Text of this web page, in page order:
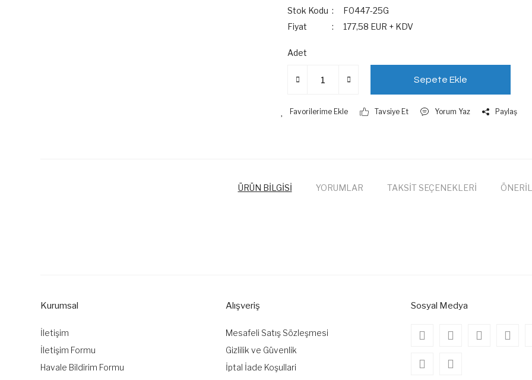
Stok Kodu
F0447-25G
Fiyat
177,58 EUR + KDV
Adet
Sepete Ekle
Tavsiye Et Yorum Yaz Paylaş
ÜRÜN BİLGİSİ YORUMLAR TAKSİT SEÇENEKLERİ
Ürün bilgilerinde hatalar bulunuyor.
Bu ürüne benzer farklı alternatifler olmalı.
Kurumsal
İletişim
İletişim Formu
Havale Bildirim Formu
Alışveriş
Mesafeli Satış Sözleşmesi
Gizlilik ve Güvenlik
İptal İade Koşullari
Sosyal Medya